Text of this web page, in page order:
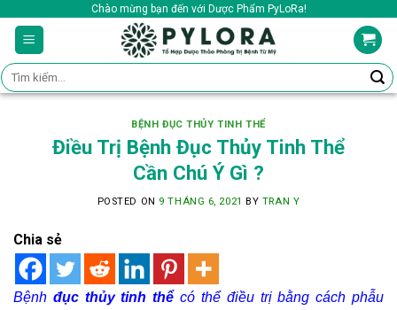
content
Chào mừng bạn đến với Dược Phẩm PyLoRa!
Tìm
kiếm:
BỆNH ĐỤC THỦY TINH THỂ
Điều Trị Bệnh Đục Thủy Tinh Thể
Cần Chú Ý Gì ?
POSTED ON 9 THÁNG 6, 2021 BY TRAN Y
Chia sẻ
Bệnh đục thủy tinh thểcó thể điều trị bằng cách phẫu